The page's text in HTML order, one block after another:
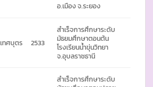
อ.เมือง จ.ระยอง
เทศบุตร 2533
สำเร็จการศึกษาระดับ
มัธยมศึกษาตอนต้น
โรงเรียนน้ำขุ่นวิทยา
จ.อุบลราชธานี
สำเร็จการศึกษาระดับ